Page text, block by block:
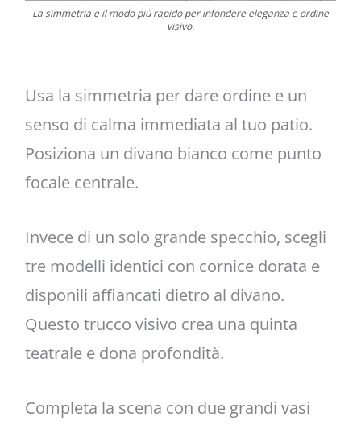
La simmetria è il modo più rapido per infondere eleganza e ordine
visivo.
Usa la simmetria per dare ordine e un
senso di calma immediata al tuo patio.
Posiziona un divano bianco come punto
focale centrale.
Invece di un solo grande specchio, scegli
tre modelli identici con cornice dorata e
disponili affiancati dietro al divano.
Questo trucco visivo crea una quinta
teatrale e dona profondità.
Completa la scena con due grandi vasi